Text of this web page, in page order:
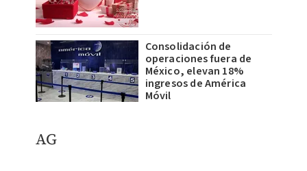
Consolidación de
operaciones fuera de
México, elevan 18%
ingresos de América
Móvil
AG